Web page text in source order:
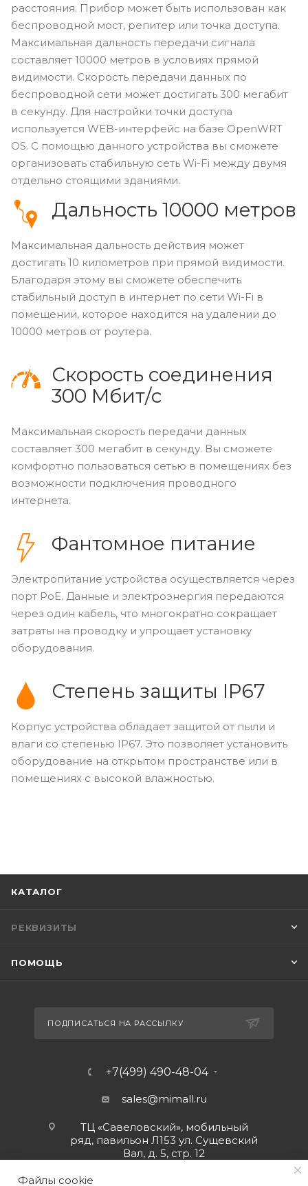
расстояния. Прибор может быть использован как
беспроводной мост, репитер или точка доступа.
Максимальная дальность передачи сигнала
составляет 10000 метров в условиях прямой
видимости. Скорость передачи данных по
беспроводной сети может достигать 300 мегабит
в секунду. Для настройки точки доступа
используется WEB-интерфейс на базе OpenWRT
OS. С помощью данного устройства вы сможете
организовать стабильную сеть Wi-Fi между двумя
отдельно стоящими зданиями.
Дальность 10000 метров
Максимальная дальность действия может
достигать 10 километров при прямой видимости.
Благодаря этому вы сможете обеспечить
стабильный доступ в интернет по сети Wi-Fi в
помещении, которое находится на удалении до
10000 метров от роутера.
Скорость соединения
300 Мбит/с
Максимальная скорость передачи данных
составляет 300 мегабит в секунду. Вы сможете
комфортно пользоваться сетью в помещениях без
возможности подключения проводного
интернета.
Фантомное питание
Электропитание устройства осуществляется через
порт PoE. Данные и электроэнергия передаются
через один кабель, что многократно сокращает
затраты на проводку и упрощает установку
оборудования.
Степень защиты IP67
Корпус устройства обладает защитой от пыли и
влаги со степенью IP67. Это позволяет установить
оборудование на открытом пространстве или в
помещениях с высокой влажностью.
КАТАЛОГ
РЕКВИЗИТЫ
ПОМОЩЬ
ПОДПИСАТЬСЯ НА РАССЫЛКУ
+7(499) 490-48-04
sales@mimall.ru
ТЦ «Савеловский», мобильный
ряд, павильон Л153 ул. Сущевский
Вал, д. 5, стр. 12
Файлы cookie